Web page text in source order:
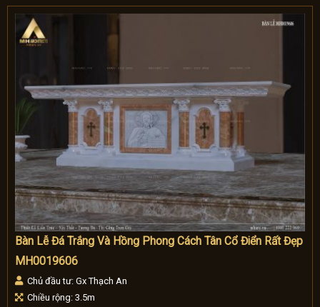
Bàn Lễ Đá Trắng Và Hồng Phong Cách Tân Cổ Điển Rất Đẹp
MH0019606
Chủ đầu tư: Gx Thạch An
Chiều rộng: 3.5m